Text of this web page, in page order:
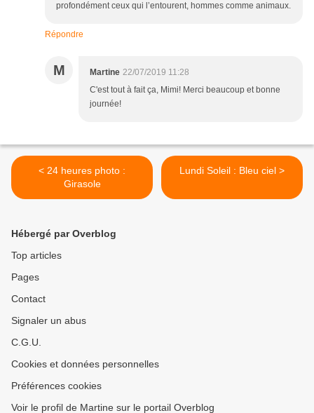
profondément ceux qui l’entourent, hommes comme animaux.
Répondre
M Martine 22/07/2019 11:28
C'est tout à fait ça, Mimi! Merci beaucoup et bonne
journée!
< 24 heures photo :
Girasole
Lundi Soleil : Bleu ciel >
Hébergé par Overblog
Top articles
Pages
Contact
Signaler un abus
C.G.U.
Cookies et données personnelles
Préférences cookies
Voir le profil de Martine sur le portail Overblog